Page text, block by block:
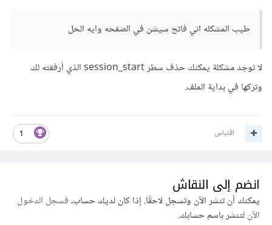
طيب المشكله اني فاتح سيشن في الصفحه وايه الحل
لا توجد مشكلة يمكنك حذف سطر session_start الذي أرفقته لك
وتركها في بداية الملف.
1 اقتباس
انضم إلى النقاش
يمكنك أن تنشر الآن وتسجل لاحقًا. إذا كان لديك حساب،فسجل الدخول
الآنلتنشر باسم حسابك.